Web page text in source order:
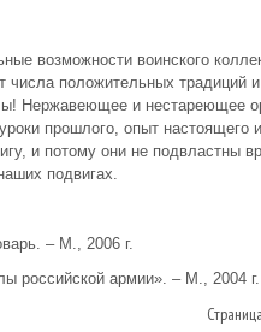
возможности воинского
числа положительных традиций и
Нержавеющее и нестареющее
прошлого, опыт настоящего
и потому они не подвластны
подвигах.
– М., 2006 г.
российской армии». – М., 2004 г.